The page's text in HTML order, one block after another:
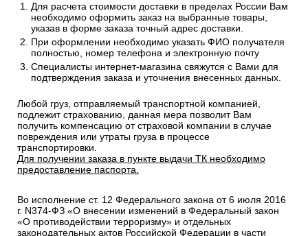
Для расчета стоимости доставки в пределах России Вам
необходимо оформить заказ на выбранные товары,
указав в форме заказа точный адрес доставки.
При оформлении необходимо указать ФИО получателя
полностью, номер телефона и электронную почту
Специалисты интернет-магазина свяжутся с Вами для
подтверждения заказа и уточнения внесенных данных.
Любой груз, отправляемый транспортной компанией,
подлежит страхованию, данная мера позволит Вам
получить компенсацию от страховой компании в случае
повреждения или утраты груза в процессе
транспортировки.
Для получении заказа в пункте выдачи ТК необходимо
предоставление паспорта.
Во исполнение ст. 12 Федерального закона от 6 июля 2016
г. N374-ФЗ «О внесении изменений в Федеральный закон
«О противодействии терроризму» и отдельных
законодательных актов Российской Федерации в части